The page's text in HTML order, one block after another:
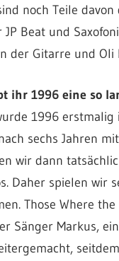
noch Teile
JP Beat und
der Gitarre und Oli
ihr 1996 eine so
1996
sechs Jahren
wir dann
Daher spielen wir
Those Where
Sänger Markus,